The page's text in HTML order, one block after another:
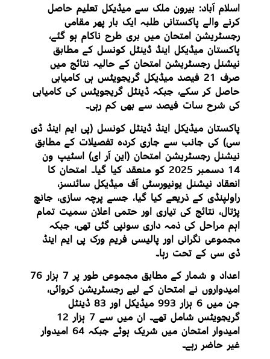
اسلام آباد: بیرون ملک سے میڈیکل تعلیم حاصل
کرنے والے پاکستانی طلبہ ایک بار پھر مقامی
رجسٹریشن امتحان میں بری طرح ناکام ہو گئے،
پاکستان میڈیکل اینڈ ڈینٹل کونسل کے مطابق
نیشنل رجسٹریشن امتحان کے حالیہ نتائج میں
صرف 21 فیصد میڈیکل گریجویٹس ہی کامیابی
حاصل کر سکے، جبکہ ڈینٹل گریجویٹس کی کامیابی
کی شرح سات فیصد سے بھی کم رہی۔
پاکستان میڈیکل اینڈ ڈینٹل کونسل (پی ایم اینڈ ڈی
سی) کی جانب سے جاری کردہ تفصیلات کے مطابق
نیشنل رجسٹریشن امتحان (این آر ای) اسٹیپ ون
14 دسمبر 2025 کو منعقد کیا گیا۔ امتحان کا
انعقاد نیشنل یونیورسٹی آف میڈیکل سائنسز،
راولپنڈی کے ذریعے کیا گیا، جسے پرچہ سازی، جانچ
پڑتال، نتائج کی تیاری اور حتمی اعلان سمیت تمام
اہم مراحل کی ذمہ داری سونپی گئی تھی، جبکہ
مجموعی نگرانی اور پالیسی فریم ورک پی ایم اینڈ
ڈی سی کے تحت رہا۔
اعداد و شمار کے مطابق مجموعی طور پر 7 ہزار 76
امیدواروں نے امتحان کے لیے رجسٹریشن کروائی،
جن میں 6 ہزار 993 میڈیکل اور 83 ڈینٹل
گریجویٹس شامل تھے۔ ان میں سے 7 ہزار 12
امیدوار امتحان میں شریک ہوئے جبکہ 64 امیدوار
غیر حاضر رہے۔